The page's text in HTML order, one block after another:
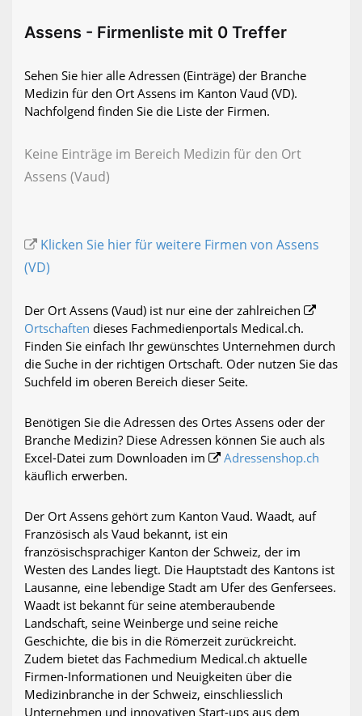
Assens - Firmenliste mit 0 Treffer
Sehen Sie hier alle Adressen (Einträge) der Branche
Medizin für den Ort Assens im Kanton Vaud (VD).
Nachfolgend finden Sie die Liste der Firmen.
Keine Einträge im Bereich Medizin für den Ort
Assens (Vaud)
Klicken Sie hier für weitere Firmen von Assens
(VD)
Der Ort Assens (Vaud) ist nur eine der zahlreichen
Ortschaften dieses Fachmedienportals Medical.ch.
Finden Sie einfach Ihr gewünschtes Unternehmen durch
die Suche in der richtigen Ortschaft. Oder nutzen Sie das
Suchfeld im oberen Bereich dieser Seite.
Benötigen Sie die Adressen des Ortes Assens oder der
Branche Medizin? Diese Adressen können Sie auch als
Excel-Datei zum Downloaden im
Adressenshop.ch
käuflich erwerben.
Der Ort Assens gehört zum Kanton Vaud. Waadt, auf
Französisch als Vaud bekannt, ist ein
französischsprachiger Kanton der Schweiz, der im
Westen des Landes liegt. Die Hauptstadt des Kantons ist
Lausanne, eine lebendige Stadt am Ufer des Genfersees.
Waadt ist bekannt für seine atemberaubende
Landschaft, seine Weinberge und seine reiche
Geschichte, die bis in die Römerzeit zurückreicht.
Zudem bietet das Fachmedium Medical.ch aktuelle
Firmen-Informationen und Neuigkeiten über die
Medizinbranche in der Schweiz, einschliesslich
Unternehmen und innovativen Start-ups aus dem